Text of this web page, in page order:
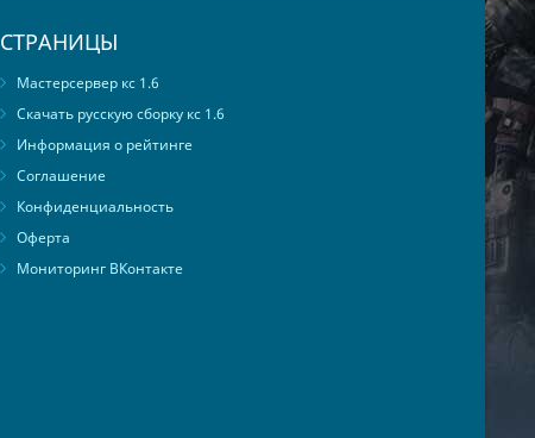
СТРАНИЦЫ
Мастерсервер кс 1.6
Скачать русскую сборку кс 1.6
Информация о рейтинге
Соглашение
Конфиденциальность
Оферта
Мониторинг ВКонтакте